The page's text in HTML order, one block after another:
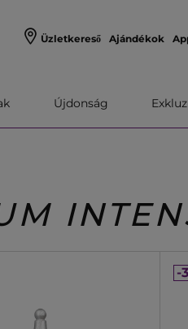
Üzletkereső Ajándékok
Újdonság
-